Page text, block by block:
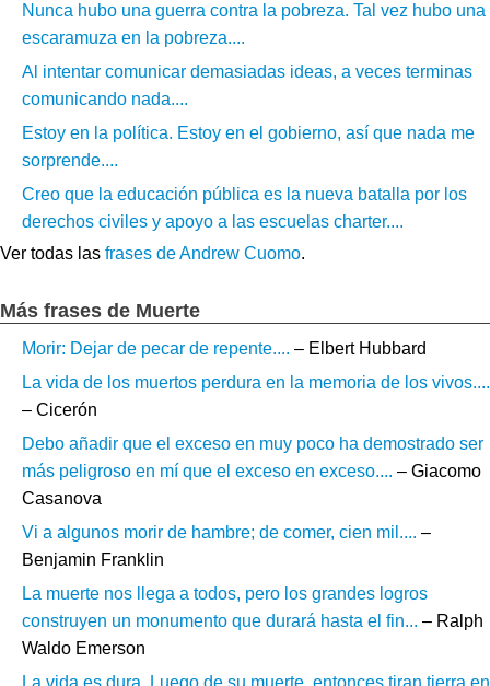
Nunca hubo una guerra contra la pobreza. Tal vez hubo una
escaramuza en la pobreza....
Al intentar comunicar demasiadas ideas, a veces terminas
comunicando nada....
Estoy en la política. Estoy en el gobierno, así que nada me
sorprende....
Creo que la educación pública es la nueva batalla por los
derechos civiles y apoyo a las escuelas charter....
Ver todas las frases de Andrew Cuomo.
Más frases de Muerte
Morir: Dejar de pecar de repente.... – Elbert Hubbard
La vida de los muertos perdura en la memoria de los vivos....
– Cicerón
Debo añadir que el exceso en muy poco ha demostrado ser
más peligroso en mí que el exceso en exceso.... – Giacomo
Casanova
Vi a algunos morir de hambre; de comer, cien mil.... –
Benjamin Franklin
La muerte nos llega a todos, pero los grandes logros
construyen un monumento que durará hasta el fin... – Ralph
Waldo Emerson